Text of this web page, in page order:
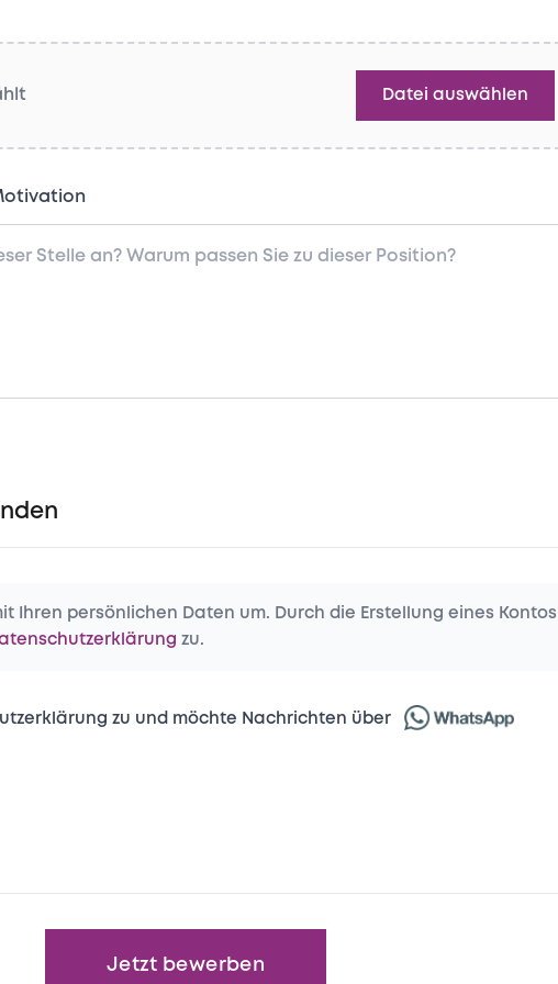
Datei auswählen
Ihren persönlichen Daten um. Durch die Erstellung eines Kontos
zu.
zu und möchte Nachrichten über
Jetzt bewerben